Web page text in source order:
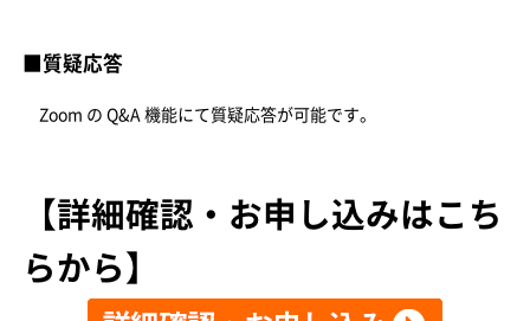
■質疑応答
Zoom の Q&A 機能にて質疑応答が可能です。
【詳細確認・お申し込みはこち
らから】